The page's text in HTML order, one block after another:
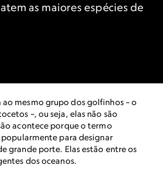
as maiores espécies de
ao mesmo grupo dos golfinhos – o
–, ou seja, elas não são
acontece porque o termo
para designar
grande porte. Elas estão entre os
dos oceanos.